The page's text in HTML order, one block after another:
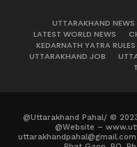
UTTARAKHAND NEWS
LATEST WORLD NEWS
KEDARNATH YATRA RULES
UTTARAKHAND JOB
@Uttarakhand Pahal/ ©
@Website –
uttarakhandpahal@gmail.com